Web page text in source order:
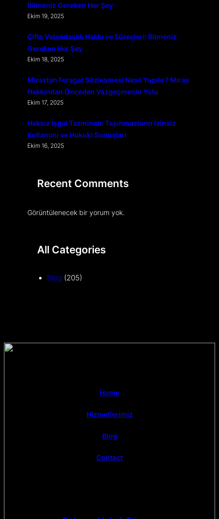
Bilmeniz Gereken Her Şey
Ekim 19, 2025
Çifte Vatandaşlık Hakkı ve Süreçleri: Bilmeniz
Gereken Her Şey
Ekim 18, 2025
Mirastan Feragat Sözleşmesi Nasıl Yapılır? Miras
Hakkından Önceden Vazgeçmenin Yolu
Ekim 17, 2025
Haksız İşgal Tazminatı: Taşınmazların İzinsiz
Kullanımı ve Hukuki Sonuçları
Ekim 16, 2025
Recent Comments
Görüntülenecek bir yorum yok.
All Categories
Blog (205)
Home
Hizmetlerimiz
Blog
Contact